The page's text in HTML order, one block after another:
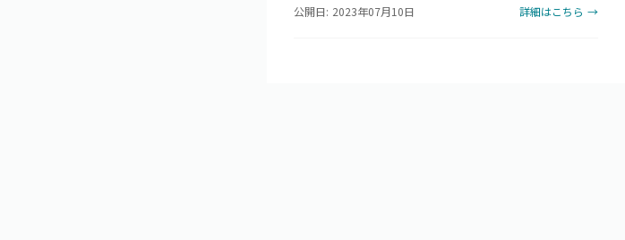
公開日: 2023年07月10日 詳細はこちら →